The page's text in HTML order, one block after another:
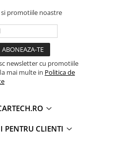
promotiile noastre
newsletter cu promotiile
mai multe in Politica de
PENTRU CLIENTI